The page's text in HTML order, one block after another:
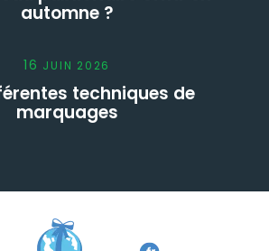
automne ?
16 JUIN 2026
techniques de
marquages